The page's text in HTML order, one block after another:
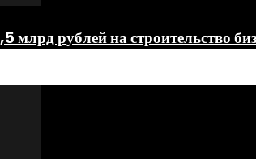
млрд рублей на строительство